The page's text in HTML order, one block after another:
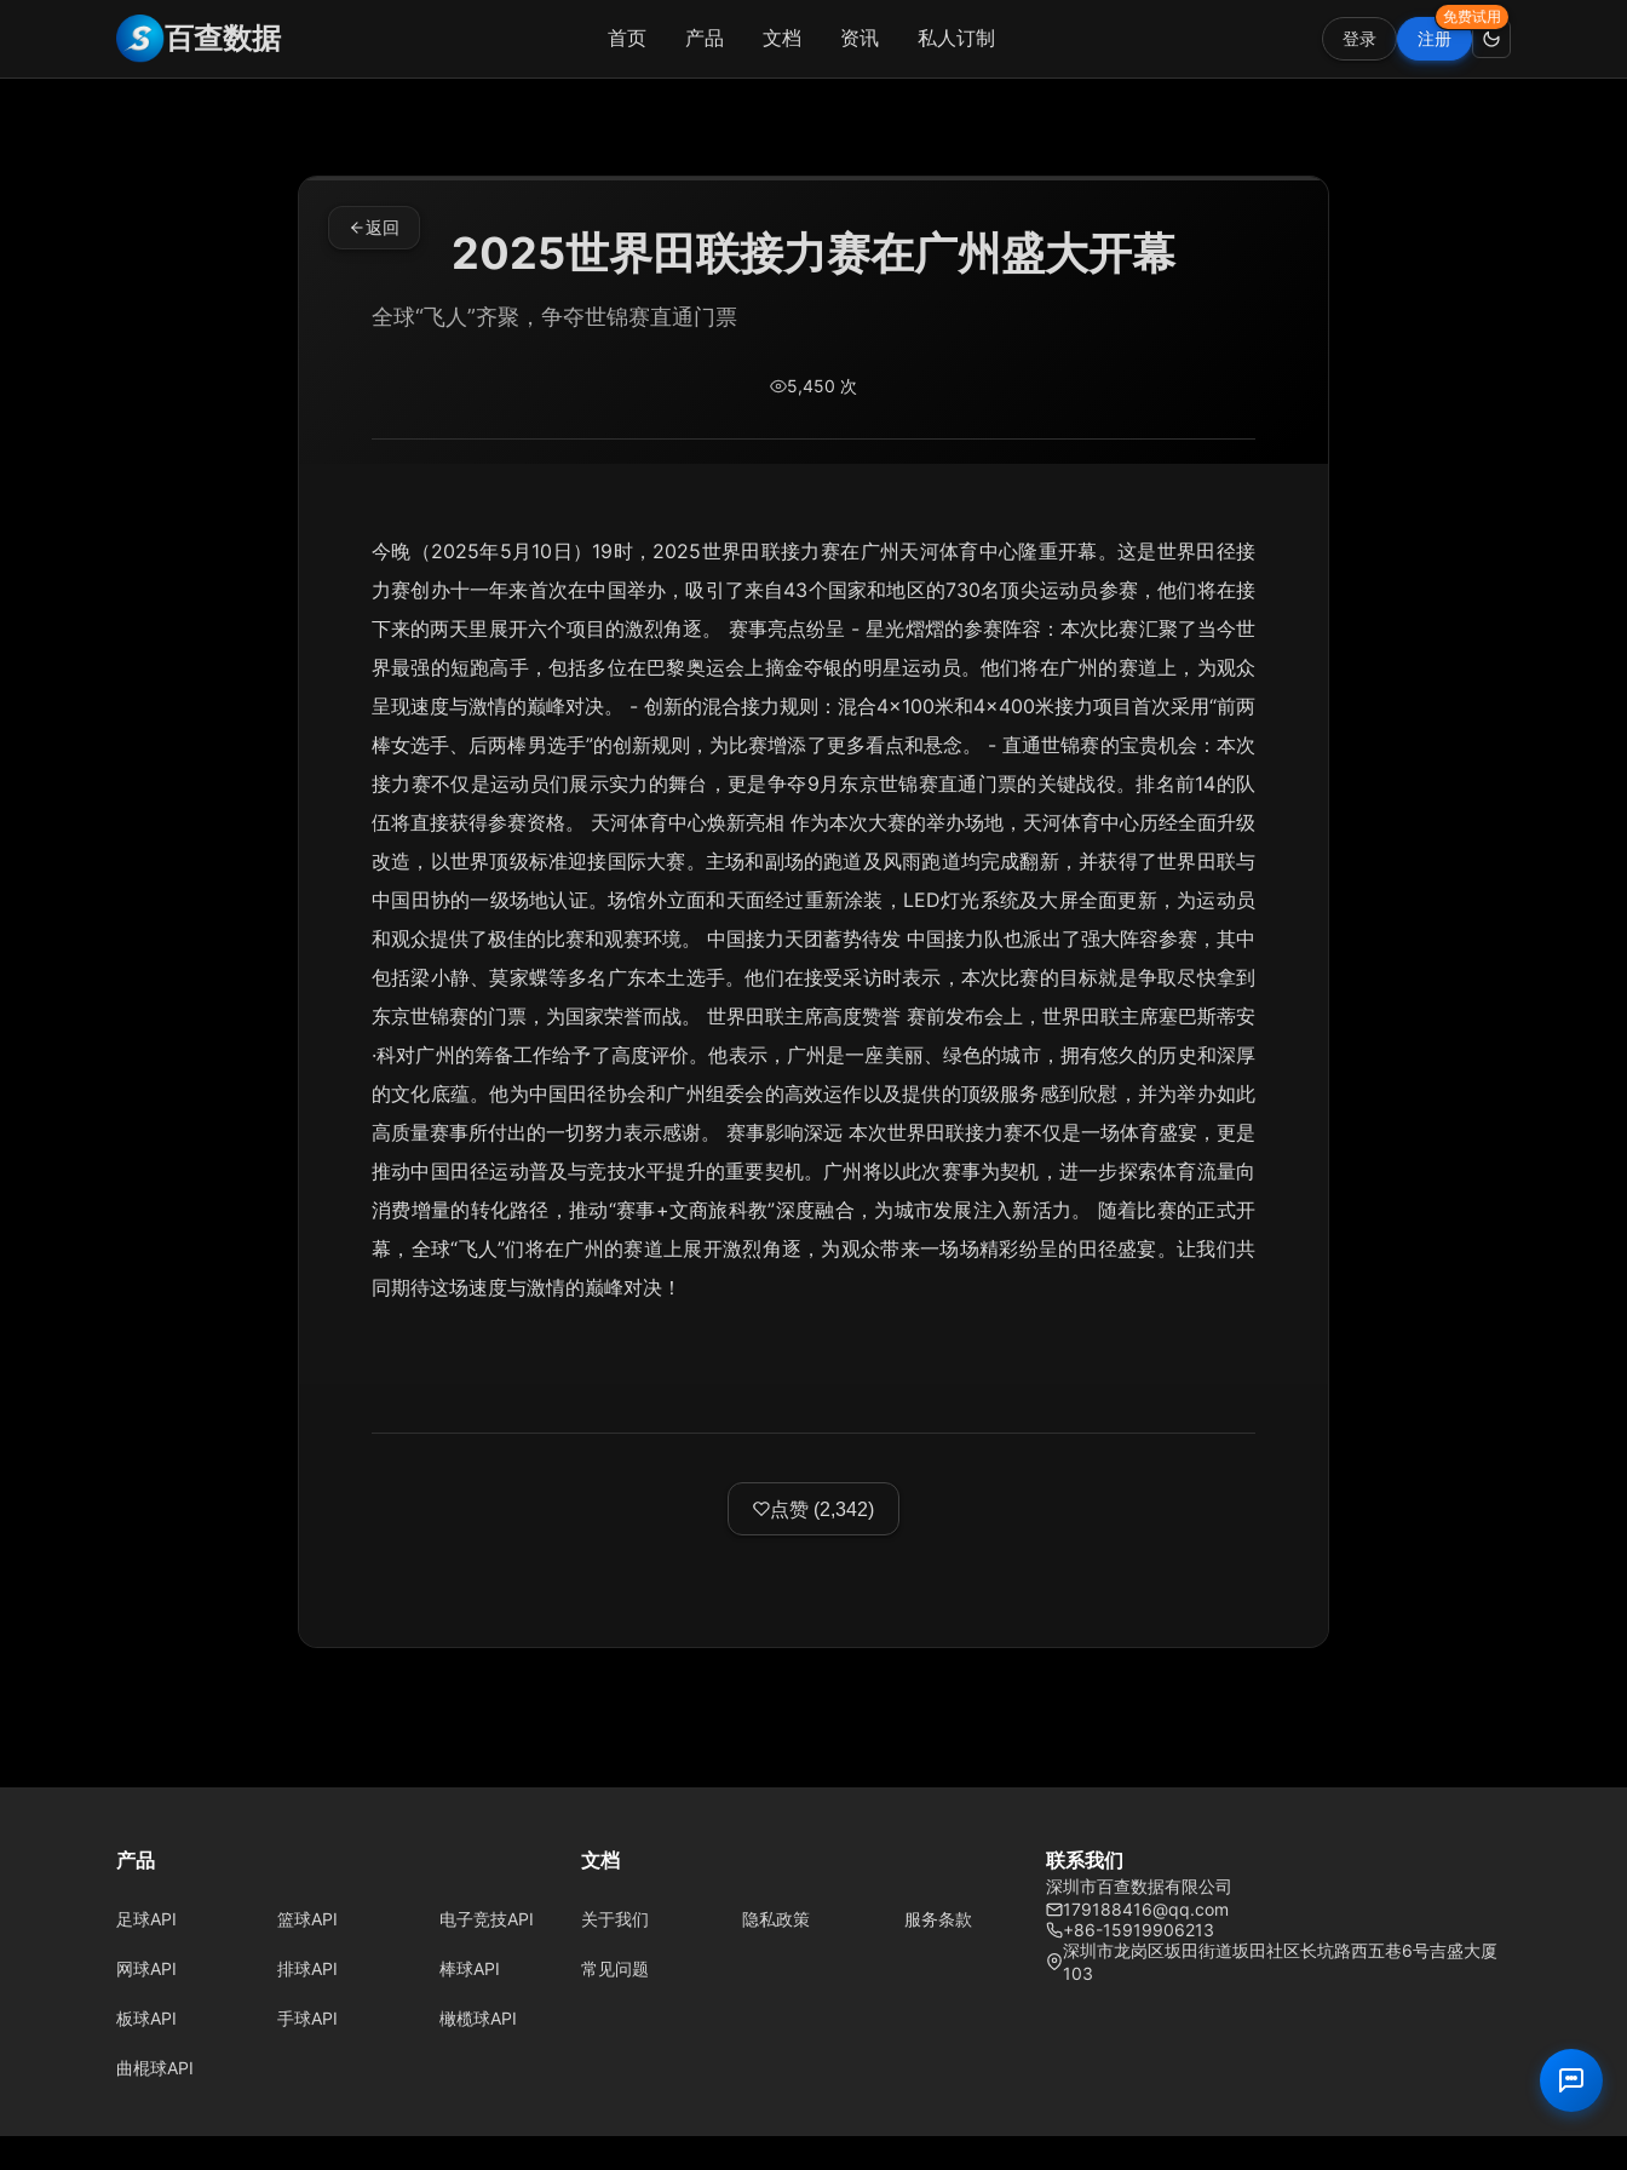
百查数据 首页 产品 文档 资讯 私人订制 登录 注册
免费试用
返回 2025世界田联接力赛在广州盛大开幕
全球“飞人”齐聚，争夺世锦赛直通门票
5,450 次
今晚（2025年5月10日）19时，2025世界田联接力赛在广州天河体育中心隆重开幕。这是世界田径接
力赛创办十一年来首次在中国举办，吸引了来自43个国家和地区的730名顶尖运动员参赛，他们将在接
下来的两天里展开六个项目的激烈角逐。 赛事亮点纷呈 - 星光熠熠的参赛阵容：本次比赛汇聚了当今世
界最强的短跑高手，包括多位在巴黎奥运会上摘金夺银的明星运动员。他们将在广州的赛道上，为观众
呈现速度与激情的巅峰对决。 - 创新的混合接力规则：混合4×100米和4×400米接力项目首次采用“前两
棒女选手、后两棒男选手”的创新规则，为比赛增添了更多看点和悬念。 - 直通世锦赛的宝贵机会：本次
接力赛不仅是运动员们展示实力的舞台，更是争夺9月东京世锦赛直通门票的关键战役。排名前14的队
伍将直接获得参赛资格。 天河体育中心焕新亮相 作为本次大赛的举办场地，天河体育中心历经全面升级
改造，以世界顶级标准迎接国际大赛。主场和副场的跑道及风雨跑道均完成翻新，并获得了世界田联与
中国田协的一级场地认证。场馆外立面和天面经过重新涂装，LED灯光系统及大屏全面更新，为运动员
和观众提供了极佳的比赛和观赛环境。 中国接力天团蓄势待发 中国接力队也派出了强大阵容参赛，其中
包括梁小静、莫家蝶等多名广东本土选手。他们在接受采访时表示，本次比赛的目标就是争取尽快拿到
东京世锦赛的门票，为国家荣誉而战。 世界田联主席高度赞誉 赛前发布会上，世界田联主席塞巴斯蒂安
·科对广州的筹备工作给予了高度评价。他表示，广州是一座美丽、绿色的城市，拥有悠久的历史和深厚
的文化底蕴。他为中国田径协会和广州组委会的高效运作以及提供的顶级服务感到欣慰，并为举办如此
高质量赛事所付出的一切努力表示感谢。 赛事影响深远 本次世界田联接力赛不仅是一场体育盛宴，更是
推动中国田径运动普及与竞技水平提升的重要契机。广州将以此次赛事为契机，进一步探索体育流量向
消费增量的转化路径，推动“赛事+文商旅科教”深度融合，为城市发展注入新活力。 随着比赛的正式开
幕，全球“飞人”们将在广州的赛道上展开激烈角逐，为观众带来一场场精彩纷呈的田径盛宴。让我们共
同期待这场速度与激情的巅峰对决！
点赞 (2,342)
产品
足球API 篮球API 电子竞技API
网球API 排球API 棒球API
板球API 手球API 橄榄球API
曲棍球API
文档
关于我们 隐私政策 服务条款
常见问题
联系我们
深圳市百查数据有限公司
179188416@qq.com
+86-15919906213
深圳市龙岗区坂田街道坂田社区长坑路西五巷6号吉盛大厦
103